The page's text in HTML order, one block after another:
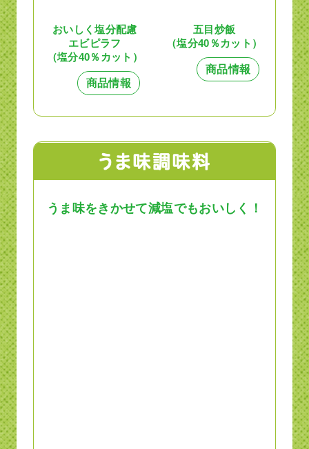
おいしく塩分配慮
エビピラフ
（塩分40％カット）
商品情報
五目炒飯
（塩分40％カット）
商品情報
うま味をきかせて減塩でもおいしく！